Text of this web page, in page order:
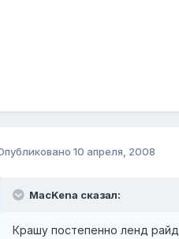
10 апреля, 2008
MacKena сказал:
Крашу постепенно ленд